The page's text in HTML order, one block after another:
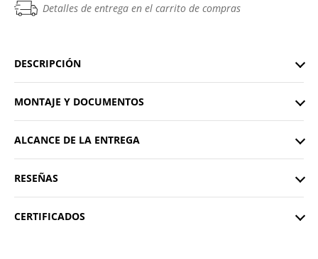
Detalles de entrega en el carrito de compras
DESCRIPCIÓN
MONTAJE Y DOCUMENTOS
ALCANCE DE LA ENTREGA
RESEÑAS
CERTIFICADOS